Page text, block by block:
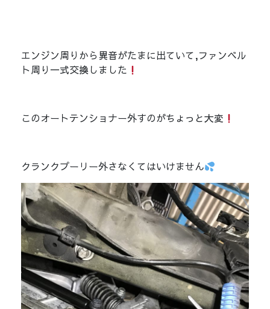
エンジン周りから異音がたまに出ていて,ファンベル
ト周り一式交換しました
このオートテンショナー外すのがちょっと大変
クランクプーリー外さなくてはいけません